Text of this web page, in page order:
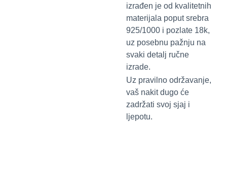
izrađen je od kvalitetnih
materijala poput srebra
925/1000 i pozlate 18k,
uz posebnu pažnju na
svaki detalj ručne
izrade.
Uz pravilno održavanje,
vaš nakit dugo će
zadržati svoj sjaj i
ljepotu.